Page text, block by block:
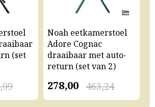
(set
Noah eetkamerstoel
Adore Cognac
draaibaar met auto-
return (set van 2)
463,24
278,00